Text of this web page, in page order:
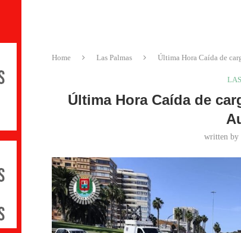
Home Las Palmas Última Hora Caída de
Última Hora Caída de
written by